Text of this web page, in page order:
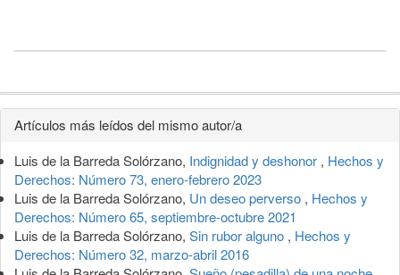
Detalles
del
artículo
Artículos más leídos del mismo autor/a
Luis de la Barreda Solórzano, Indignidad y deshonor , Hechos y
Derechos: Número 73, enero-febrero 2023
Luis de la Barreda Solórzano, Un deseo perverso , Hechos y
Derechos: Número 65, septiembre-octubre 2021
Luis de la Barreda Solórzano, Sin rubor alguno , Hechos y
Derechos: Número 32, marzo-abril 2016